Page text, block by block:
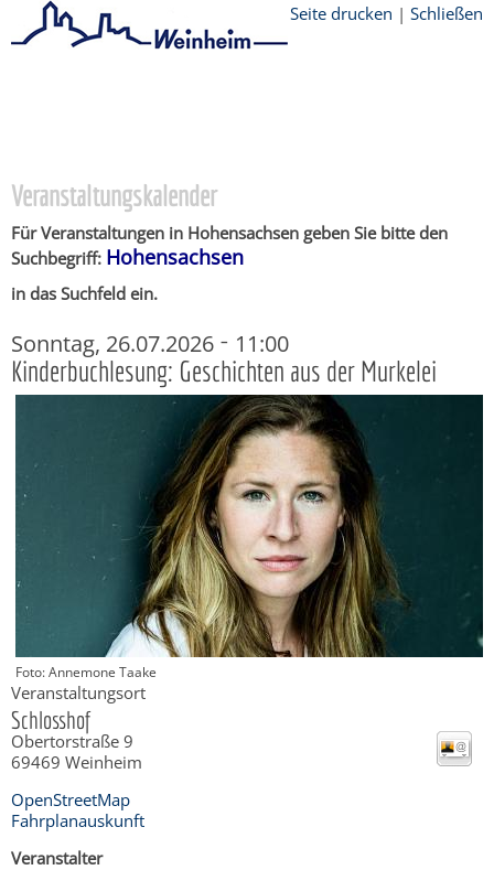
Seite drucken | Schließen
Veranstaltungskalender
Für Veranstaltungen in Hohensachsen geben Sie bitte den
Suchbegriff: Hohensachsen
in das Suchfeld ein.
Sonntag, 26.07.2026 - 11:00
Kinderbuchlesung: Geschichten aus der Murkelei
Foto: Annemone Taake
Veranstaltungsort
Schlosshof
Obertorstraße 9
69469 Weinheim
OpenStreetMap
Fahrplanauskunft
Veranstalter